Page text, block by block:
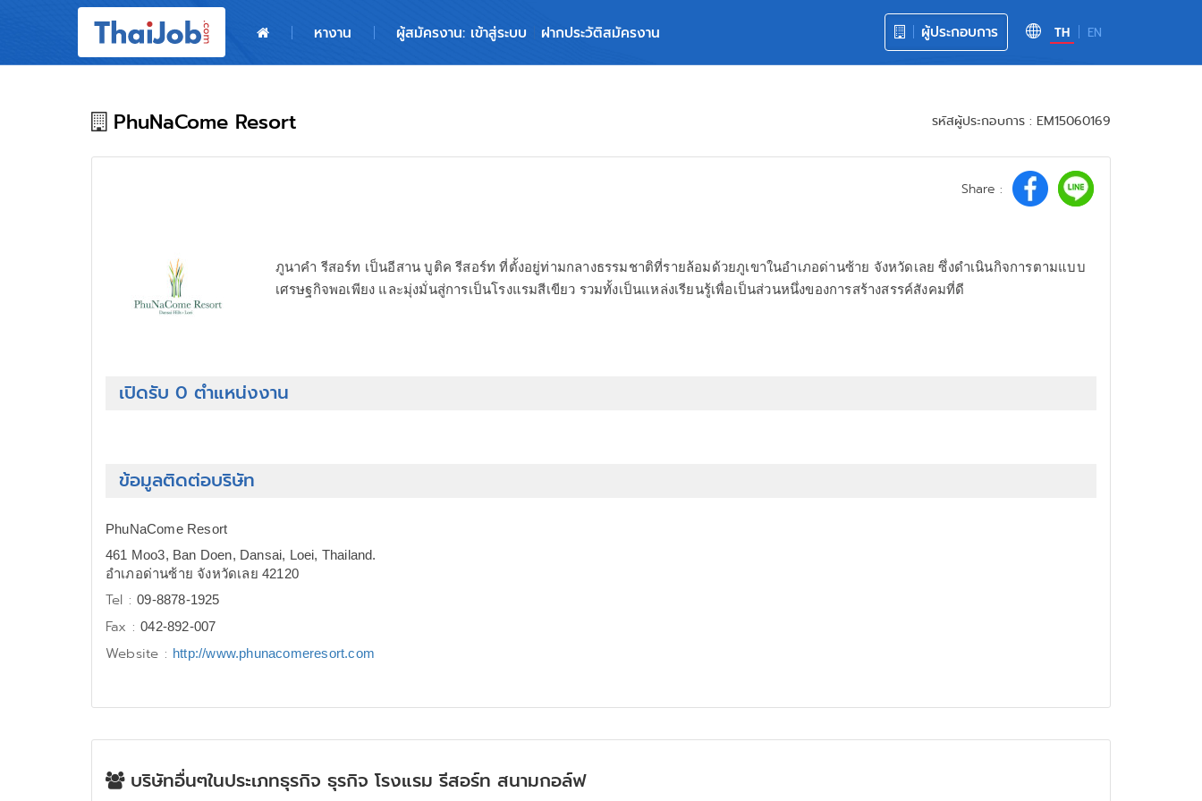
TH EN
ผู้ประกอบการ
หางาน ผู้สมัครงาน: เข้าสู่ระบบ ฝากประวัติสมัครงาน
ผู้สมัครงาน: เข้าสู่ระบบ
PhuNaCome Resort รหัสผู้ประกอบการ : EM15060169
Share :
ภูนาคำ รีสอร์ท เป็นอีสาน บูติค รีสอร์ท ที่ตั้งอยู่ท่ามกลางธรรมชาติที่รายล้อมด้วยภูเขาในอำเภอด่านซ้าย จังหวัดเลย ซึ่งดำเนินกิจการตามแบบ
เศรษฐกิจพอเพียง และมุ่งมั่นสู่การเป็นโรงแรมสีเขียว รวมทั้งเป็นแหล่งเรียนรู้เพื่อเป็นส่วนหนึ่งของการสร้างสรรค์สังคมที่ดี
เปิดรับ 0 ตำแหน่งงาน
ข้อมูลติดต่อบริษัท
PhuNaCome Resort
461 Moo3, Ban Doen, Dansai, Loei, Thailand.
อำเภอด่านซ้าย จังหวัดเลย 42120
Tel :09-8878-1925
Fax :042-892-007
Website : http://www.phunacomeresort.com
บริษัทอื่นๆในประเภทธุรกิจ ธุรกิจ โรงแรม รีสอร์ท สนามกอล์ฟ